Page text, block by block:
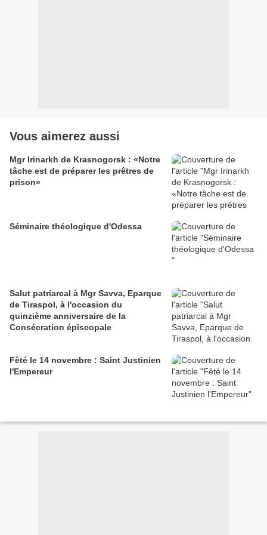
Vous aimerez aussi
Mgr Irinarkh de Krasnogorsk : «Notre
tâche est de préparer les prêtres de
prison»
Séminaire théologique d'Odessa
Salut patriarcal à Mgr Savva, Eparque
de Tiraspol, à l'occasion du
quinzième anniversaire de la
Consécration épiscopale
Fêté le 14 novembre : Saint Justinien
l'Empereur